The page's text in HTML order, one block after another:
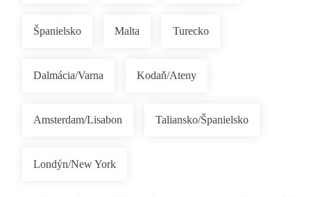
Španielsko Malta Turecko
Dalmácia/Varna Kodaň/Ateny
Amsterdam/Lisabon Taliansko/Španielsko
Londýn/New York